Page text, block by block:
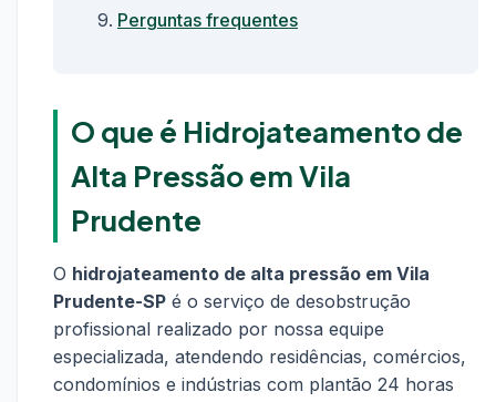
Perguntas frequentes
O que é Hidrojateamento de
Alta Pressão em Vila
Prudente
O hidrojateamento de alta pressão em Vila
Prudente-SP é o serviço de desobstrução
profissional realizado por nossa equipe
especializada, atendendo residências, comércios,
condomínios e indústrias com plantão 24 horas